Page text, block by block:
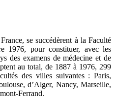
se succédèrent à la Faculté
1976, pour constituer, avec les
des examens de médecine et de
au total, de 1887 à 1976, 299
des villes suivantes : Paris,
d’Alger, Nancy, Marseille,
Ferrand.